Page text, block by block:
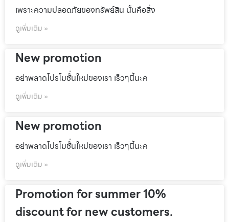
เพราะความปลอดภัยของทรัพย์สิน นั้นคือสิ่ง
ดูเพิ่มเติม »
New promotion
อย่าพลาดโปรโมชั้่นใหม่ของเรา เร็วๆนี้นะค
ดูเพิ่มเติม »
New promotion
อย่าพลาดโปรโมชั้่นใหม่ของเรา เร็วๆนี้นะค
ดูเพิ่มเติม »
Promotion for summer 10%
discount for new customers.